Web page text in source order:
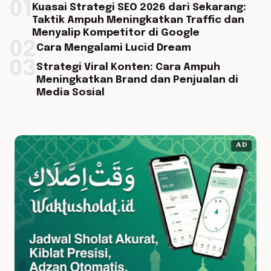
Kuasai Strategi SEO 2026 dari Sekarang:
Taktik Ampuh Meningkatkan Traffic dan
Menyalip Kompetitor di Google
Cara Mengalami Lucid Dream
Strategi Viral Konten: Cara Ampuh
Meningkatkan Brand dan Penjualan di
Media Sosial
AD